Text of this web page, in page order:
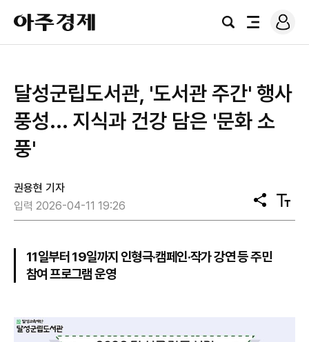
아
주
경
검
전
로
그
달성군립도서관, '도서관 주간' 행사
풍성... 지식과 건강 담은 '문화 소
풍'
권용현 기자
입력 2026-04-11 19:26
공
유
텍
스
11일부터 19일까지 인형극·캠페인·작가 강연 등 주민
참여 프로그램 운영